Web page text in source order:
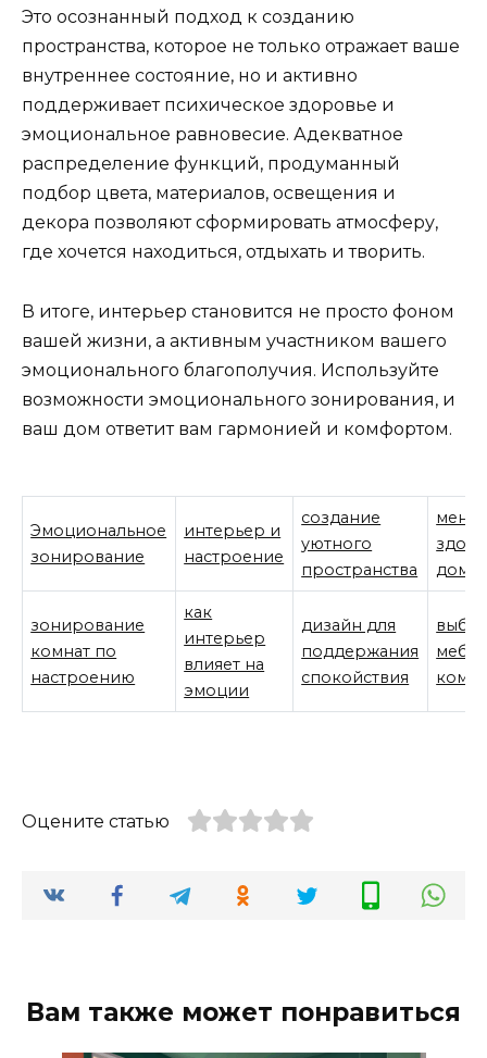
Это осознанный подход к созданию
пространства, которое не только отражает ваше
внутреннее состояние, но и активно
поддерживает психическое здоровье и
эмоциональное равновесие. Адекватное
распределение функций, продуманный
подбор цвета, материалов, освещения и
декора позволяют сформировать атмосферу,
где хочется находиться, отдыхать и творить.
В итоге, интерьер становится не просто фоном
вашей жизни, а активным участником вашего
эмоционального благополучия. Используйте
возможности эмоционального зонирования, и
ваш дом ответит вам гармонией и комфортом.
Эмоциональное
зонирование
интерьер и
настроение
создание
уютного
пространства
дома
зонирование
комнат по
настроению
как
интерьер
влияет на
эмоции
дизайн для
поддержания
спокойствия
Оцените статью
Вам также может понравиться